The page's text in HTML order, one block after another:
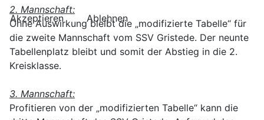
2. Mannschaft:
Ohne Auswirkung bleibt die „modifizierte Tabelle“ für
die zweite Mannschaft vom SSV Gristede. Der neunte
Tabellenplatz bleibt und somit der Abstieg in die 2.
Kreisklasse.
3. Mannschaft:
Profitieren von der „modifizierten Tabelle“ kann die
Akzeptieren Ablehnen